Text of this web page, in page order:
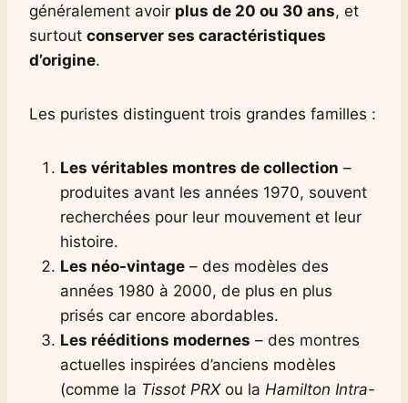
généralement avoir plus de 20 ou 30 ans, et
surtout conserver ses caractéristiques
d’origine.
Les puristes distinguent trois grandes familles :
Les véritables montres de collection –
produites avant les années 1970, souvent
recherchées pour leur mouvement et leur
histoire.
Les néo-vintage – des modèles des
années 1980 à 2000, de plus en plus
prisés car encore abordables.
Les rééditions modernes – des montres
actuelles inspirées d’anciens modèles
(comme la Tissot PRXou la Hamilton Intra-